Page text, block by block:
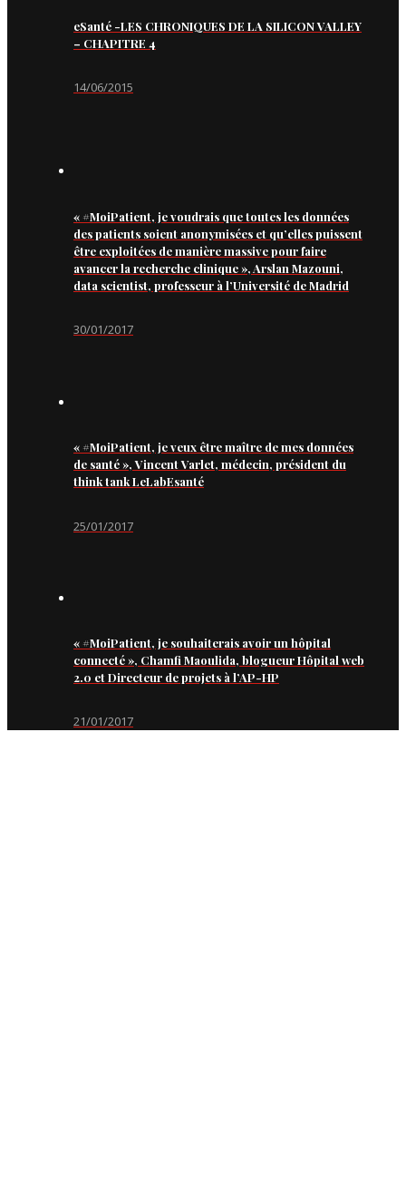
eSanté -LES CHRONIQUES DE LA SILICON VALLEY
– CHAPITRE 4
14/06/2015
« #MoiPatient, je voudrais que toutes les données
des patients soient anonymisées et qu’elles puissent
être exploitées de manière massive pour faire
avancer la recherche clinique », Arslan Mazouni,
data scientist, professeur à l’Université de Madrid
30/01/2017
« #MoiPatient, je veux être maître de mes données
de santé », Vincent Varlet, médecin, président du
think tank LeLabEsanté
25/01/2017
« #MoiPatient, je souhaiterais avoir un hôpital
connecté », Chamfi Maoulida, blogueur Hôpital web
2.0 et Directeur de projets à l’AP-HP
21/01/2017